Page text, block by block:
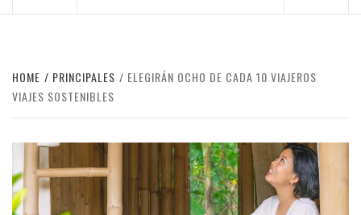
HOME PRINCIPALES
ELEGIRÁN OCHO DE CADA 10 VIAJEROS
VIAJES SOSTENIBLES